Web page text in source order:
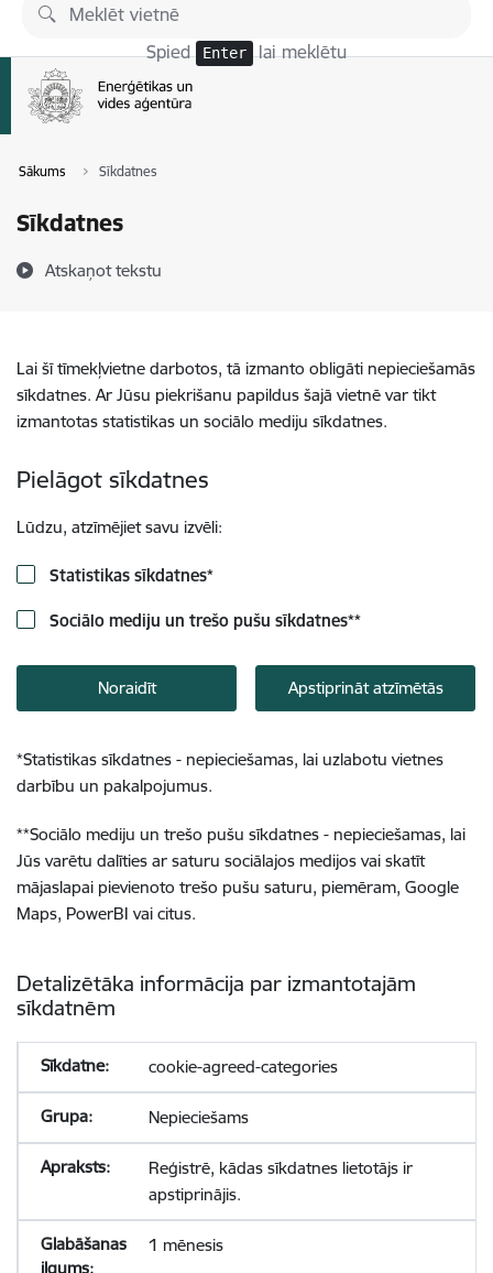
Pāriet uz lapas saturu
Spied Enter lai meklētu
Sākums Sīkdatnes
Sīkdatnes
Atskaņot tekstu
Lai šī tīmekļvietne darbotos, tā izmanto obligāti nepieciešamās
sīkdatnes. Ar Jūsu piekrišanu papildus šajā vietnē var tikt
izmantotas statistikas un sociālo mediju sīkdatnes.
Pielāgot sīkdatnes
Lūdzu, atzīmējiet savu izvēli:
Statistikas sīkdatnes*
Sociālo mediju un trešo pušu sīkdatnes**
Noraidīt Apstiprināt atzīmētās
*Statistikas sīkdatnes - nepieciešamas, lai uzlabotu vietnes
darbību un pakalpojumus.
**Sociālo mediju un trešo pušu sīkdatnes - nepieciešamas, lai
Jūs varētu dalīties ar saturu sociālajos medijos vai skatīt
mājaslapai pievienoto trešo pušu saturu, piemēram, Google
Maps, PowerBI vai citus.
Detalizētāka informācija par izmantotajām
sīkdatnēm
cookie-agreed-categories
Nepieciešams
Reģistrē, kādas sīkdatnes lietotājs ir
apstiprinājis.
1 mēnesis